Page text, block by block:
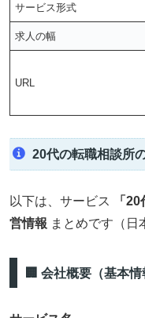
サービス形式
求人の幅
URL
20代の転職相談所
以下は、サービス 「
営情報 まとめです（日
🏢 会社概要（基本情